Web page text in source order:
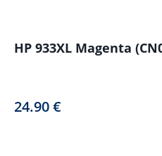
HP 933XL Magenta
24.90€